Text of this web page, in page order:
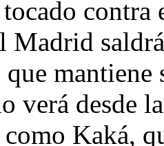
tocado
Madrid
verá desde
Kaká,